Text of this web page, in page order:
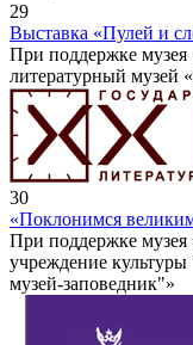
29
Выставка «Пулей и
При поддержке
литературный музей
30
«Поклонимся
При поддержке
учреждение
музей-заповедник"»